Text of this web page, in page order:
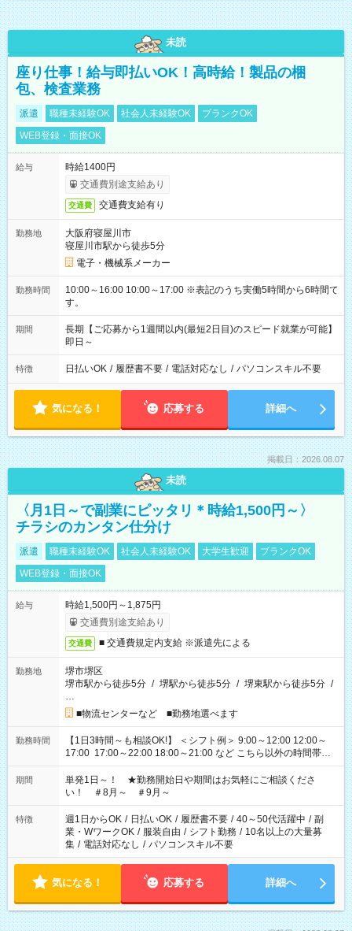
未読
座り仕事！給与即払いOK！高時給！製品の梱
包、検査業務
派遣 職種未経験OK 社会人未経験OK
ブランクOK
WEB登録・面接OK
給与
時給1400円
交通費別途支給あり
交通費 交通費支給有り
勤務地
大阪府寝屋川市
寝屋川市駅から徒歩5分
電子・機械系メーカー
勤務時間
10:00～16:00 10:00～17:00 ※表記のうち実働5時間から6時間で
す。
期間
長期【ご応募から1週間以内(最短2日目)のスピード就業が可能】
即日～
特徴 日払いOK / 履歴書不要 / 電話対応なし / パソコンスキル不要
気になる！ 応募する 詳細へ
掲載日：2026.08.07
未読
〈月1日～で副業にピッタリ＊時給1,500円～〉
チラシのカンタン仕分け
派遣 職種未経験OK 社会人未経験OK 大学生歓迎
ブランクOK
WEB登録・面接OK
給与
時給1,500円～1,875円
交通費別途支給あり
交通費 ■ 交通費規定内支給 ※派遣先による
勤務地
堺市堺区
堺市駅から徒歩5分 / 堺駅から徒歩5分 / 堺東駅から徒歩5分 /
…
■物流センターなど ■勤務地選べます
勤務時間
【1日3時間～も相談OK!】 ＜シフト例＞ 9:00～12:00 12:00～
17:00 17:00～22:00 18:00～21:00 など こちら以外の時間帯も
お気軽にご相談ください！
期間
単発1日～！ ★勤務開始日や期間はお気軽にご相談くださ
い！ ＃8月～ ＃9月～
特徴 週1日からOK / 日払いOK / 履歴書不要 / 40～50代活躍中 / 副
業・WワークOK / 服装自由 / シフト勤務 / 10名以上の大量募
集 / 電話対応なし / パソコンスキル不要
気になる！ 応募する 詳細へ